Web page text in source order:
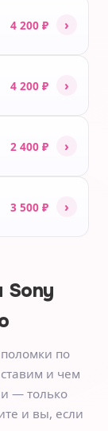
4 200 ₽ ›
4 200 ₽ ›
2 400 ₽ ›
3 500 ₽ ›
Sony
по
и чем
— только
и вы, если